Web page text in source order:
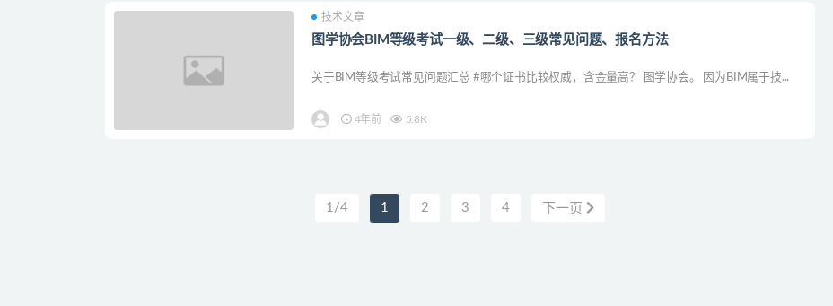
技术文章
图学协会BIM等级考试一级、二级、三级常见问题、报名方法
关于BIM等级考试常见问题汇总 #哪个证书比较权威，含金量高？ 图学协会。 因为BIM属于技...
4年前 5.8K
1/4 1 2 3 4 下一页